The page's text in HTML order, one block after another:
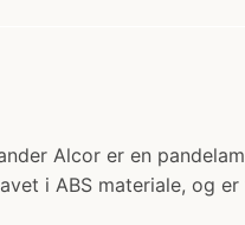
Alcor er en
i ABS materiale, og